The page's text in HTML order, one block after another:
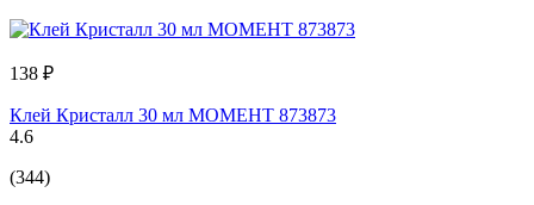
138 ₽
Клей Кристалл 30 мл МОМЕНТ 873873
4.6
(344)